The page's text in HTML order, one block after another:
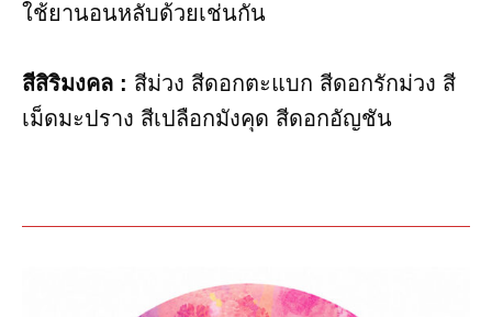
ใช้ยานอนหลับด้วยเช่นกัน
สีสิริมงคล : สีม่วง สีดอกตะแบก สีดอกรักม่วง สี
เม็ดมะปราง สีเปลือกมังคุด สีดอกอัญชัน